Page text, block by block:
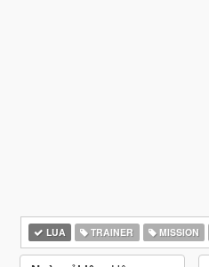
LUA TRAINER MISSION